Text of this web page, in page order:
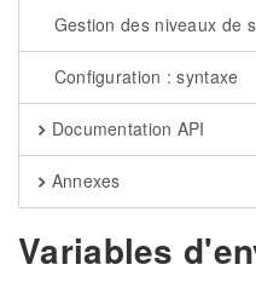
Gestion des niveaux de
Configuration : syntaxe
Documentation API
Annexes
Variables